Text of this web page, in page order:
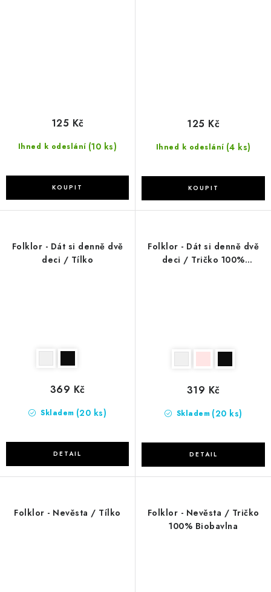
Ihned k odeslání (10 ks)
125 Kč
Ihned k odeslání (4 ks)
125 Kč
Folklor - Dát si denně dvě
deci / Tílko
Skladem (20 ks)
369 Kč
Folklor - Dát si denně dvě
deci / Tričko 100%
Skladem (20 ks)
319 Kč
Folklor - Nevěsta / Tílko
Folklor - Nevěsta / Tričko
100% Biobavlna